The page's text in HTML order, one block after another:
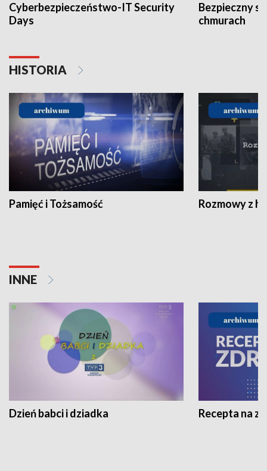
Cyberbezpieczeństwo-IT Security
Days
Bezpieczny
chmurach
HISTORIA
Pamięć i Tożsamość Rozmowy z
INNE
Dzień babci i dziadka Recepta na